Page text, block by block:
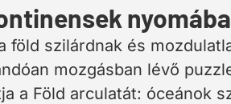
föld szilárdnak és
mozgásban lévő
a Föld arculatát: óceánok